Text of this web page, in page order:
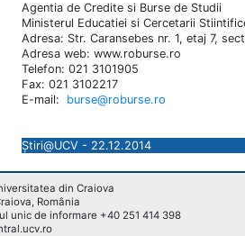
Agentia de Credite si Burse de Studii
Ministerul Educatiei si Cercetarii
Adresa: Str. Caransebes nr. 1, etaj 7,
Adresa web: www.roburse.ro
Telefon: 021 3101905
Fax: 021 3102217
E-mail:
burse@roburse.ro
Știri@UCV - 22.12.2014
din Craiova
România
unic de informare +40 251 414 398